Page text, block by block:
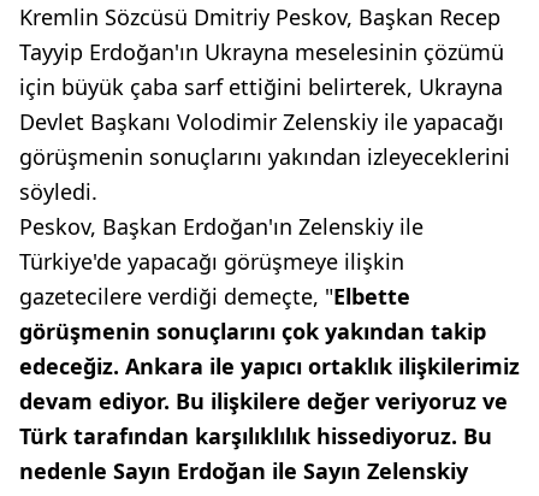
Kremlin Sözcüsü Dmitriy Peskov, Başkan Recep
Tayyip Erdoğan'ın Ukrayna meselesinin çözümü
için büyük çaba sarf ettiğini belirterek, Ukrayna
Devlet Başkanı Volodimir Zelenskiy ile yapacağı
görüşmenin sonuçlarını yakından izleyeceklerini
söyledi.
Peskov, Başkan Erdoğan'ın Zelenskiy ile
Türkiye'de yapacağı görüşmeye ilişkin
gazetecilere verdiği demeçte, "Elbette
görüşmenin sonuçlarını çok yakından takip
edeceğiz. Ankara ile yapıcı ortaklık ilişkilerimiz
devam ediyor. Bu ilişkilere değer veriyoruz ve
Türk tarafından karşılıklılık hissediyoruz. Bu
nedenle Sayın Erdoğan ile Sayın Zelenskiy